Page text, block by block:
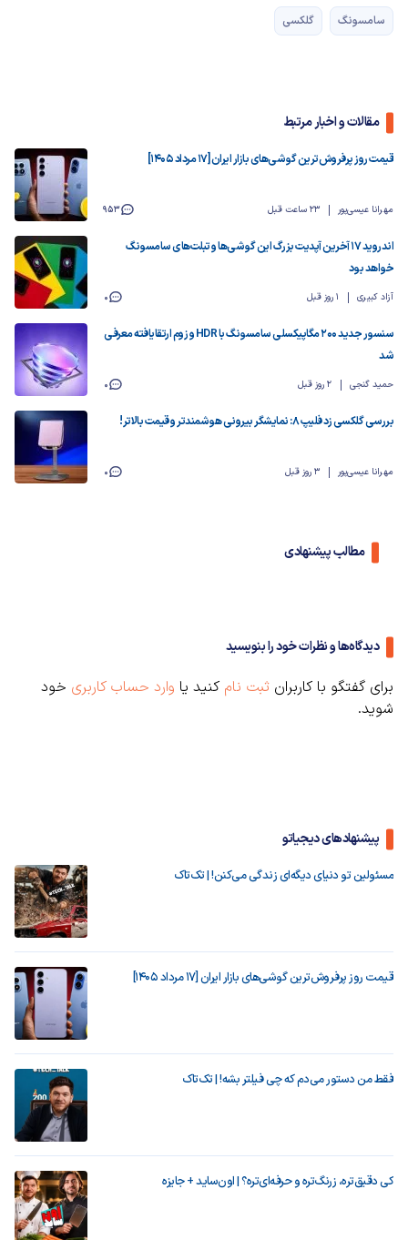
سامسونگ گلکسی
مقالات و اخبار مرتبط
قیمت روز پرفروش‌ترین گوشی‌های بازار ایران [17 مرداد 1405]
مهرانا عیسی‌پور 23 ساعت قبل 953
اندروید ۱۷ آخرین آپدیت بزرگ این گوشی‌ها و تبلت‌های سامسونگ
خواهد بود
آزاد کبیری 1 روز قبل 0
سنسور جدید ۲۰۰ مگاپیکسلی سامسونگ با HDR و زوم ارتقایافته معرفی
شد
حمید گنجی 2 روز قبل 0
بررسی گلکسی زد فلیپ ۸: نمایشگر بیرونی هوشمندتر و قیمت بالاتر!
مهرانا عیسی‌پور 3 روز قبل 0
مطالب پیشنهادی
دیدگاه‌ها و نظرات خود را بنویسید
برای گفتگو با کاربران ثبت نام کنید یا وارد حساب کاربری خود
شوید.
پیشنهادهای دیجیاتو
مسئولین تو دنیای دیگه‌ای زندگی می‌کنن! | تک‌تاک
قیمت روز پرفروش‌ترین گوشی‌های بازار ایران [17 مرداد 1405]
فقط من دستور می‌دم که چی فیلتر بشه! | تک‌تاک
کی دقیق‌تره، زرنگ‌تره و حرفه‌ای‌تره؟ | اون‌ساید + جایزه